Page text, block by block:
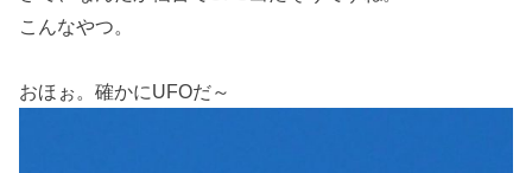
こんなやつ。
おほぉ。確かにUFOだ～